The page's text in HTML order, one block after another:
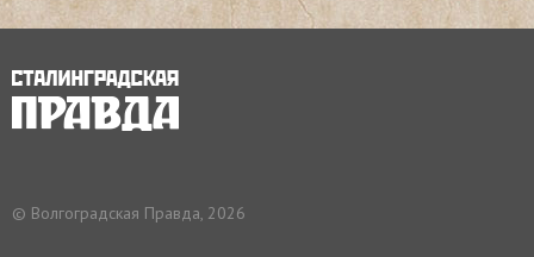
© Волгоградская Правда, 2026